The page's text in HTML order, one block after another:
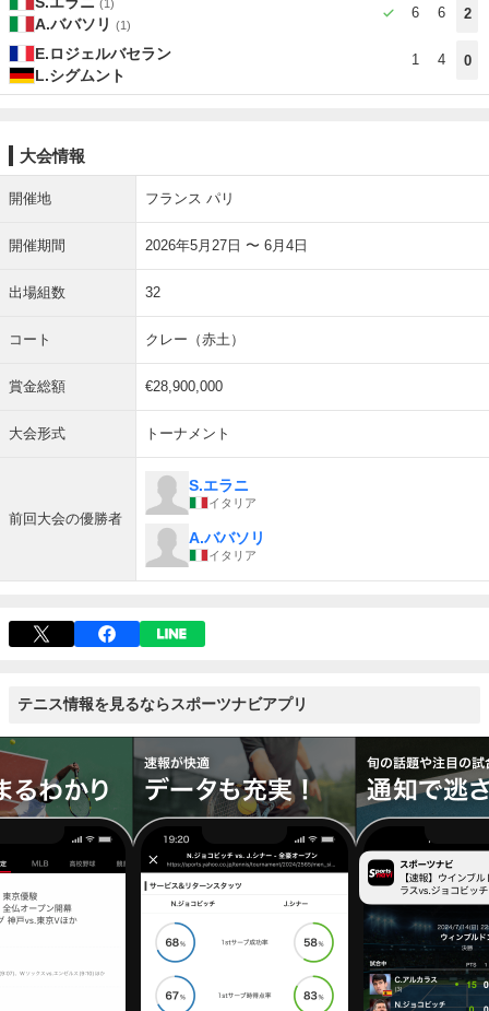
(1)
A.ババソリ (1)
6 6 2
E.ロジェルバセラン
L.シグムント
1 4 0
大会情報
開催地 フランス パリ
開催期間 2026年5月27日 〜 6月4日
出場組数 32
コート クレー（赤土）
賞金総額 €28,900,000
大会形式 トーナメント
前回大会の優勝者
S.エラニ
イタリア
A.ババソリ
イタリア
テニス情報を見るならスポーツナビアプリ